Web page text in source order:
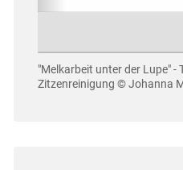
"Melkarbeit unter der Lupe" -
Zitzenreinigung © Johanna